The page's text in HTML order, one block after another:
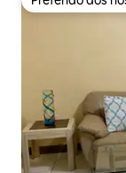
Preferido dos